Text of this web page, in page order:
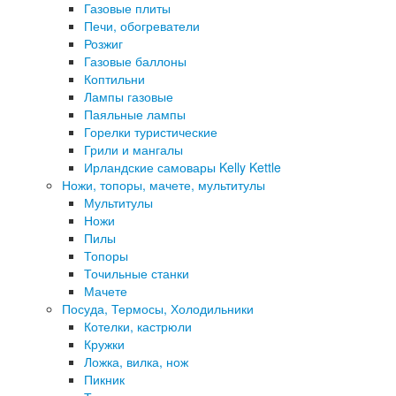
Газовые плиты
Печи, обогреватели
Розжиг
Газовые баллоны
Коптильни
Лампы газовые
Паяльные лампы
Горелки туристические
Грили и мангалы
Ирландские самовары Kelly Kettle
Ножи, топоры, мачете, мультитулы
Мультитулы
Ножи
Пилы
Топоры
Точильные станки
Мачете
Посуда, Термосы, Холодильники
Котелки, кастрюли
Кружки
Ложка, вилка, нож
Пикник